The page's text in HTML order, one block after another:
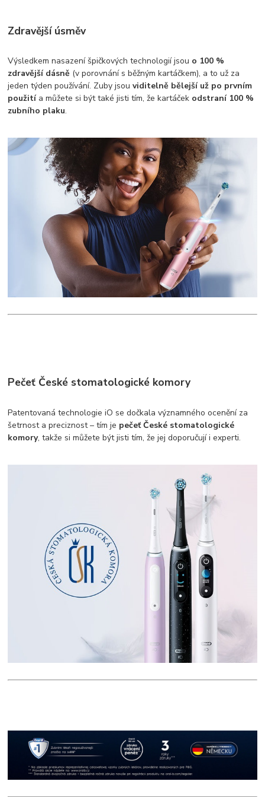
Zdravější úsměv
Výsledkem nasazení špičkových technologií jsou o 100 %
zdravější dásně (v porovnání s běžným kartáčkem), a to už za
jeden týden používání. Zuby jsouviditelně bělejší už po prvním
použitía můžete si být také jisti tím, že kartáček odstraní 100 %
zubního plaku.
Pečeť České stomatologické komory
Patentovaná technologie iO se dočkala významného ocenění za
šetrnost a preciznost – tím je pečeť České stomatologické
komory, takže si můžete být jisti tím, že jej doporučují i experti.